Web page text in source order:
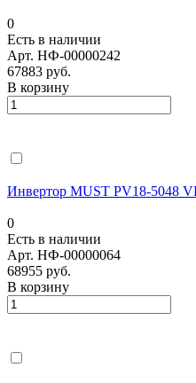
0
Есть в наличии
Арт. НФ-00000242
67883 руб.
В корзину
Инвертор MUST PV18-5048
0
Есть в наличии
Арт. НФ-00000064
68955 руб.
В корзину